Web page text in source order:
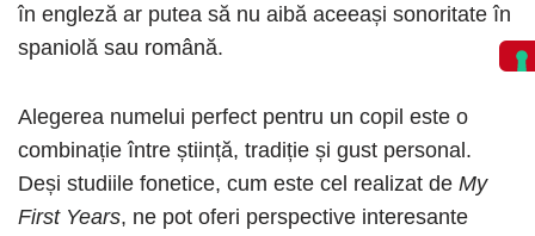
în engleză ar putea să nu aibă aceeași sonoritate în
spaniolă sau română.
Alegerea numelui perfect pentru un copil este o
combinație între știință, tradiție și gust personal.
Deși studiile fonetice, cum este cel realizat de My
First Years, ne pot oferi perspective interesante